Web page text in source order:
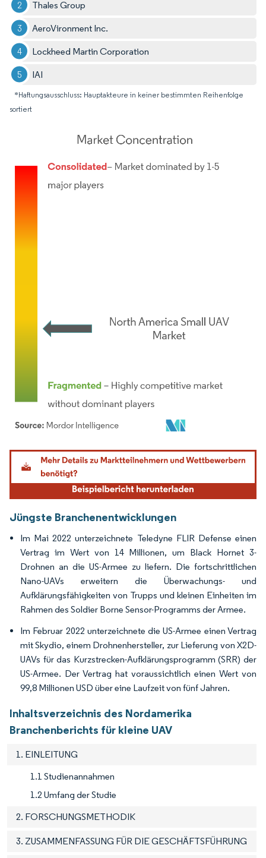
Thales Group
AeroVironment Inc.
Lockheed Martin Corporation
IAI
*Haftungsausschluss: Hauptakteure in keiner bestimmten Reihenfolge
sortiert
Bild © Mordor Intelligence. Wiederverwendung erfordert Namensnennung gemäß
Jüngste Branchenentwicklungen
Im Mai 2022 unterzeichnete Teledyne FLIR Defense einen
Vertrag im Wert von 14 Millionen, um Black Hornet 3-
Drohnen an die US-Armee zu liefern. Die fortschrittlichen
Nano-UAVs erweitern die Überwachungs- und
Aufklärungsfähigkeiten von Trupps und kleinen Einheiten im
Rahmen des Soldier Borne Sensor-Programms der Armee.
Im Februar 2022 unterzeichnete die US-Armee einen Vertrag
mit Skydio, einem Drohnenhersteller, zur Lieferung von X2D-
UAVs für das Kurzstrecken-Aufklärungsprogramm (SRR) der
US-Armee. Der Vertrag hat voraussichtlich einen Wert von
99,8 Millionen USD über eine Laufzeit von fünf Jahren.
Inhaltsverzeichnis des Nordamerika
Branchenberichts für kleine UAV
1. EINLEITUNG
1.1 Studienannahmen
1.2 Umfang der Studie
2. FORSCHUNGSMETHODIK
3. ZUSAMMENFASSUNG FÜR DIE GESCHÄFTSFÜHRUNG